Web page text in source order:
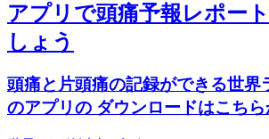
アプリで頭痛予報レポー
しょう
頭痛と片頭痛の記録ができる世界
のアプリの ダウンロードはこちら